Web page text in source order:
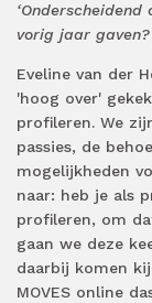
vorig jaar gaven?
Eveline van der
'hoog over'
profileren. We
passies, de
mogelijkheden
naar: heb je als
profileren, om
gaan we deze
daarbij komen
MOVES online